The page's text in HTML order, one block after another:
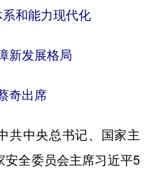
上海
福建 江西
湖北 湖南
和能力现代化
新发展格局
奇出席
中央总书记、国家主
安全委员会主席习近平5